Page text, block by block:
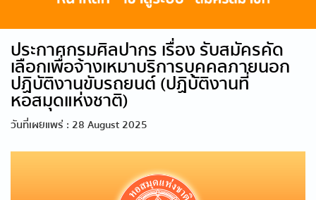
ประกาศกรมศิลปากร เรื่อง รับสมัครคัด
เลือกเพื่อจ้างเหมาบริการบุคคลภายนอก
ปฏิบัติงานขับรถยนต์ (ปฏิบัติงานที่
หอสมุดแห่งชาติ)
วันที่เผยแพร่ : 28 August 2025